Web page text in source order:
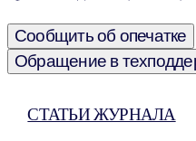
Сообщить об опечатке
Обращение в
СТАТЬИ ЖУРНАЛА